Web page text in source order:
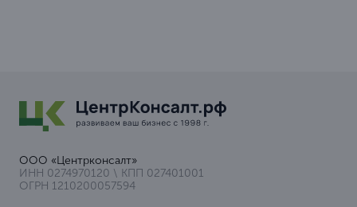
ООО «Центрконсалт»
ИНН 0274970120 \ КПП 027401001
ОГРН 1210200057594